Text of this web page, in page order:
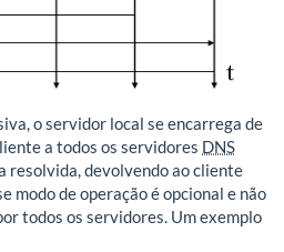
o servidor local se encarrega de
a todos os servidores DNS
resolvida, devolvendo ao cliente
modo de operação é opcional e não
todos os servidores. Um exemplo